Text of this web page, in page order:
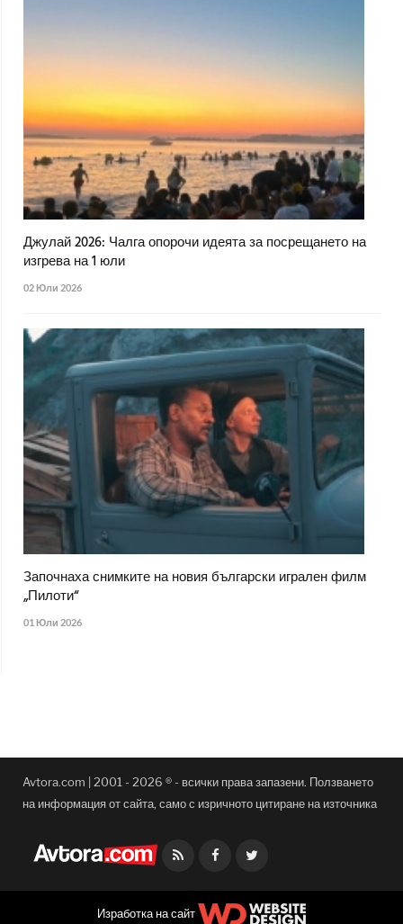
Джулай 2026: Чалга опорочи идеята за посрещането на
изгрева на 1 юли
02 Юли 2026
Започнаха снимките на новия български игрален филм
„Пилоти“
01 Юли 2026
Avtora.com | 2001 - 2026 ® - всички права запазени. Ползването
на информация от сайта, само с изричното цитиране на източника
Facebook
Изработка на сайт